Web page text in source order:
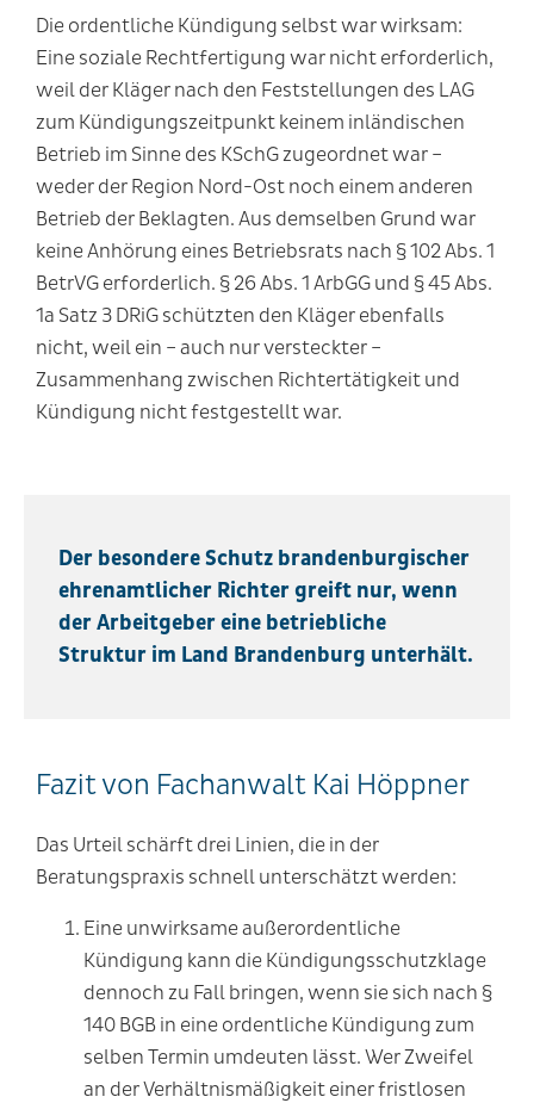
Die ordentliche Kündigung selbst war wirksam:
Eine soziale Rechtfertigung war nicht erforderlich,
weil der Kläger nach den Feststellungen des LAG
zum Kündigungszeitpunkt keinem inländischen
Betrieb im Sinne des KSchG zugeordnet war –
weder der Region Nord-Ost noch einem anderen
Betrieb der Beklagten. Aus demselben Grund war
keine Anhörung eines Betriebsrats nach § 102 Abs. 1
BetrVG erforderlich. § 26 Abs. 1 ArbGG und § 45 Abs.
1a Satz 3 DRiG schützten den Kläger ebenfalls
nicht, weil ein – auch nur versteckter –
Zusammenhang zwischen Richtertätigkeit und
Kündigung nicht festgestellt war.
Der besondere Schutz brandenburgischer
ehrenamtlicher Richter greift nur, wenn
der Arbeitgeber eine betriebliche
Struktur im Land Brandenburg unterhält.
Fazit von Fachanwalt Kai Höppner
Das Urteil schärft drei Linien, die in der
Beratungspraxis schnell unterschätzt werden:
Eine unwirksame außerordentliche
Kündigung kann die Kündigungsschutzklage
dennoch zu Fall bringen, wenn sie sich nach §
140 BGB in eine ordentliche Kündigung zum
selben Termin umdeuten lässt. Wer Zweifel
an der Verhältnismäßigkeit einer fristlosen